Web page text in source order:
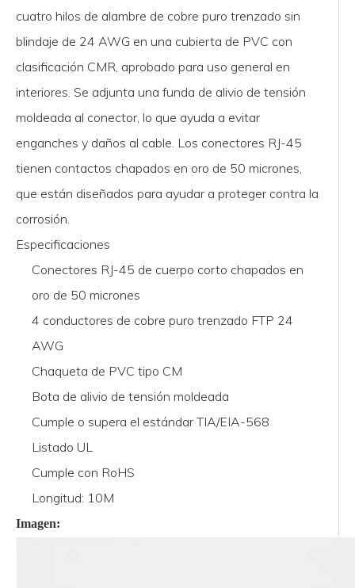
cuatro hilos de alambre de cobre puro trenzado sin
blindaje de 24 AWG en una cubierta de PVC con
clasificación CMR, aprobado para uso general en
interiores. Se adjunta una funda de alivio de tensión
moldeada al conector, lo que ayuda a evitar
enganches y daños al cable. Los conectores RJ-45
tienen contactos chapados en oro de 50 micrones,
que están diseñados para ayudar a proteger contra la
corrosión.
Especificaciones
Conectores RJ-45 de cuerpo corto chapados en
oro de 50 micrones
4 conductores de cobre puro trenzado FTP 24
AWG
Chaqueta de PVC tipo CM
Bota de alivio de tensión moldeada
Cumple o supera el estándar TIA/EIA-568
Listado UL
Cumple con RoHS
Longitud: 10M
Imagen: